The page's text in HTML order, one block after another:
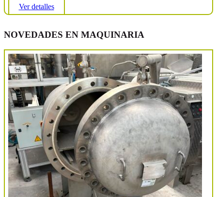
Ver detalles
NOVEDADES EN MAQUINARIA